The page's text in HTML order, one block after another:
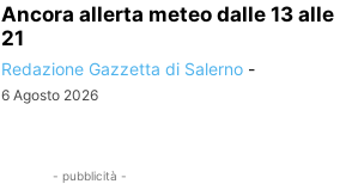
Ancora allerta meteo dalle 13 alle
21
Redazione Gazzetta di Salerno -
6 Agosto 2026
- pubblicità -